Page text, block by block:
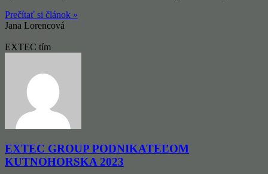
Prečítať si článok »
Jana Lorencová
EXTEC tím
EXTEC GROUP PODNIKATEĽOM
KUTNOHORSKA 2023